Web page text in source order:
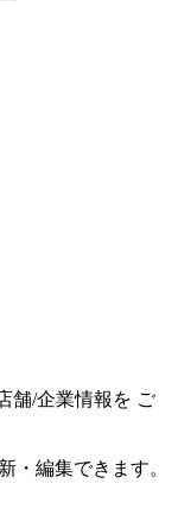
舗/企業情報を ご
・編集できます。